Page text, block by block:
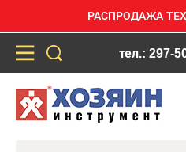
РАСПРОДАЖА
тел.: 297-